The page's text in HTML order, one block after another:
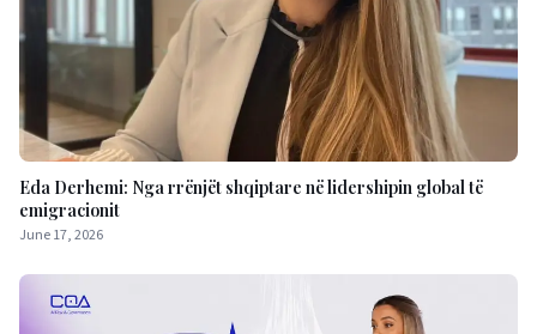
Eda Derhemi: Nga rrënjët shqiptare në lidershipin global të
emigracionit
June 17, 2026